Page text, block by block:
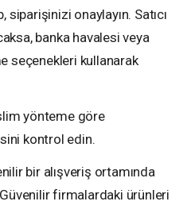
onaylayın. Satıcı
banka havalesi veya
seçenekleri kullanarak
yönteme göre
kontrol edin.
bir alışveriş ortamında
firmalardaki ürünleri